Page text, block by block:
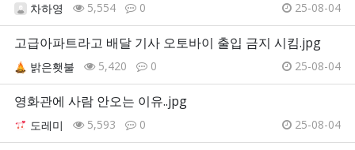
차하영 5,554 0 25-08-04
고급아파트라고 배달 기사 오토바이 출입 금지 시킴.jpg
밝은횃불 5,420 0 25-08-04
영화관에 사람 안오는 이유..jpg
도레미 5,593 0 25-08-04